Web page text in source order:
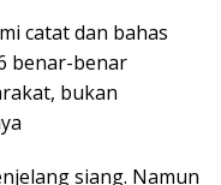
catat dan bahas
benar-benar
bukan
siang. Namun